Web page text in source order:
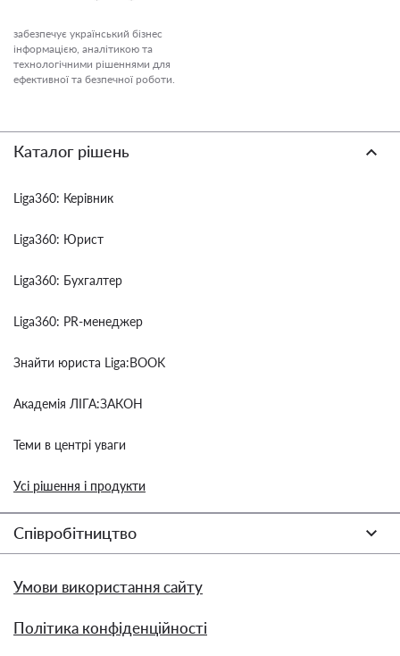
забезпечує український бізнес
інформацією, аналітикою та
технологічними рішеннями для
ефективної та безпечної роботи.
Каталог рішень
Liga360: Керівник
Liga360: Юрист
Liga360: Бухгалтер
Liga360: PR-менеджер
Знайти юриста Liga:BOOK
Академія ЛІГА:ЗАКОН
Теми в центрі уваги
Усі рішення і продукти
Співробітництво
Умови використання сайту
Політика конфіденційності